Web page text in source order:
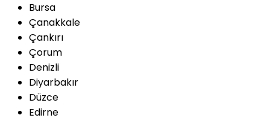
Bursa
Çanakkale
Çankırı
Çorum
Denizli
Diyarbakır
Düzce
Edirne